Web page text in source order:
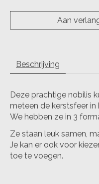
Aan
Beschrijving
Deze prachtige nobilis
meteen de kerstsfeer in
We hebben ze in 3
Ze staan leuk samen,
Je kan er ook voor
toe te voegen.